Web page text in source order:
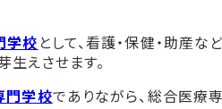
学校 として、看護・保健・助産
えさせます。
門学校でありながら、総合医療